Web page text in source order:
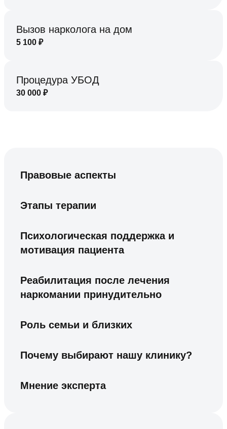
Вызов нарколога на дом
5 100 ₽
Процедура УБОД
30 000 ₽
Правовые аспекты
Этапы терапии
Психологическая поддержка и
мотивация пациента
Реабилитация после лечения
наркомании принудительно
Роль семьи и близких
Почему выбирают нашу клинику?
Мнение эксперта